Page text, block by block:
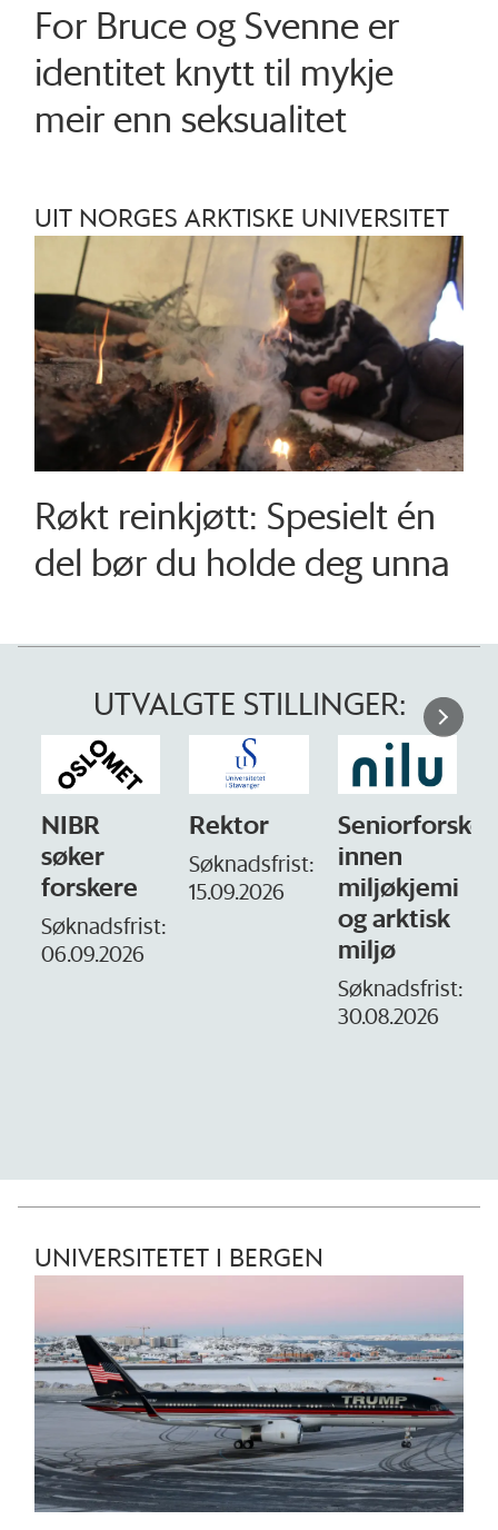
For Bruce og Svenne er
identitet knytt til mykje
meir enn seksualitet
UIT NORGES ARKTISKE UNIVERSITET
Røkt reinkjøtt: Spesielt én
del bør du holde deg unna
UTVALGTE STILLINGER:
Rektor
Søknadsfrist:
15.09.2026
Seniorforsker
innen
miljøkjemi
Forskning.no
søker
– fast
Søknadsfrist:
16. august.
UNIVERSITETET I BERGEN